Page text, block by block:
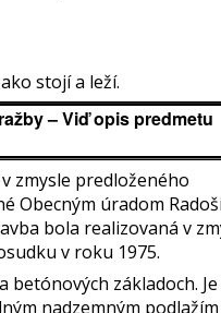
stojí a leží.
– Viď opis predmetu
zmysle predloženého
Obecným úradom
bola realizovaná v
v roku 1975.
betónových základoch. Je
nadzemným